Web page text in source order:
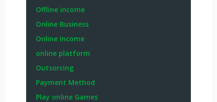
Offline income
Online Business
Online Income
online platform
Outsorcing
Payment Method
Play online Games